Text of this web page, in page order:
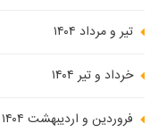
تیر و مرداد ۱۴۰۴
خرداد و تیر ۱۴۰۴
فروردین و اردیبهشت ۱۴۰۴